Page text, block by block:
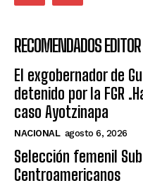
RECOMENDADOS EDITOR
El exgobernador de
detenido por la FGR
caso Ayotzinapa
NACIONAL agosto 6, 2026
Selección femenil
Centroamericanos